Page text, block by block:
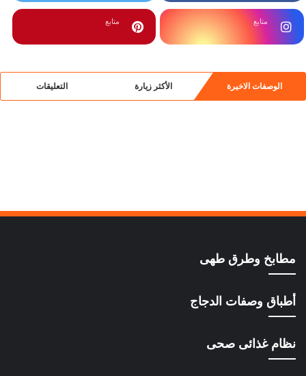
متابع متابع
الوصفات الاخيرة الأكثر زيارة التعليقات
مطابخ وطرق طهى
أطباق وصفات الدجاج
نظام غذائى صحى